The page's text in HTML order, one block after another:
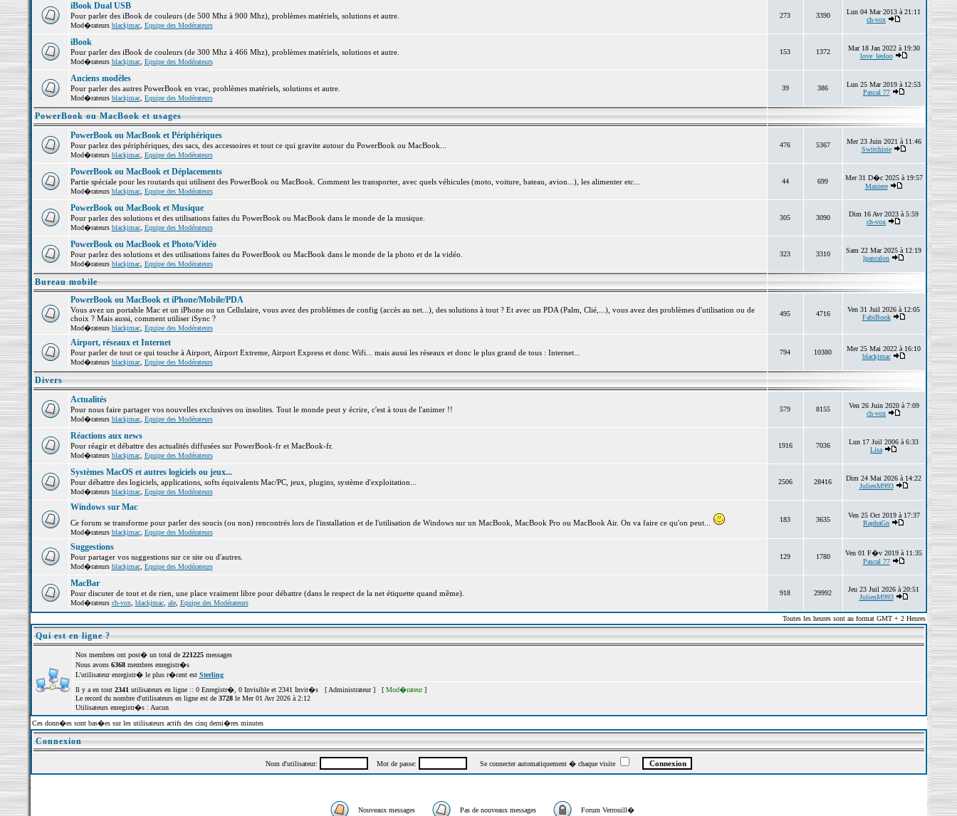
iBook Dual USB
Pour parler des iBook de couleurs (de 500 Mhz à 900 Mhz), problèmes matériels, solutions et autre.
Mod�rateurs blackjmac, Equipe des Modérateurs
273 3390
Lun 04 Mar 2013 à 21:11
ch-vox
iBook
Pour parler des iBook de couleurs (de 300 Mhz à 466 Mhz), problèmes matériels, solutions et autre.
Mod�rateurs blackjmac, Equipe des Modérateurs
153 1372
Mar 18 Jan 2022 à 19:30
love_leeloo
Anciens modèles
Pour parler des autres PowerBook en vrac, problèmes matériels, solutions et autre.
Mod�rateurs blackjmac, Equipe des Modérateurs
39 386
Lun 25 Mar 2019 à 12:53
Pascal 77
PowerBook ou MacBook et usages
PowerBook ou MacBook et Périphériques
Pour parlez des périphériques, des sacs, des accessoires et tout ce qui gravite autour du PowerBook ou MacBook...
Mod�rateurs blackjmac, Equipe des Modérateurs
476 5367
Mer 23 Juin 2021 à 11:46
Switchiste
PowerBook ou MacBook et Déplacements
Partie spéciale pour les routards qui utilisent des PowerBook ou MacBook. Comment les transporter, avec quels véhicules (moto, voiture, bateau, avion...), les alimenter etc...
Mod�rateurs blackjmac, Equipe des Modérateurs
44 699
Mer 31 D�c 2025 à 19:57
Maniere
PowerBook ou MacBook et Musique
Pour parlez des solutions et des utilisations faites du PowerBook ou MacBook dans le monde de la musique.
Mod�rateurs blackjmac, Equipe des Modérateurs
305 3090
Dim 16 Avr 2023 à 5:59
ch-vox
PowerBook ou MacBook et Photo/Vidéo
Pour parlez des solutions et des utilisations faites du PowerBook ou MacBook dans le monde de la photo et de la vidéo.
Mod�rateurs blackjmac, Equipe des Modérateurs
323 3310
Sam 22 Mar 2025 à 12:19
lpascalon
Bureau mobile
PowerBook ou MacBook et iPhone/Mobile/PDA
Vous avez un portable Mac et un iPhone ou un Cellulaire, vous avez des problèmes de config (accès au net...), des solutions à tout ? Et avec un PDA (Palm, Clié,...), vous avez des problèmes d'utilisation ou de
choix ? Mais aussi, comment utiliser iSync ?
Mod�rateurs blackjmac, Equipe des Modérateurs
495 4716
Ven 31 Juil 2026 à 12:05
FabiBook
Airport, réseaux et Internet
Pour parler de tout ce qui touche à Airport, Airport Extreme, Airport Express et donc Wifi... mais aussi les réseaux et donc le plus grand de tous : Internet...
Mod�rateurs blackjmac, Equipe des Modérateurs
794 10380
Mer 25 Mai 2022 à 16:10
blackjmac
Divers
Actualités
Pour nous faire partager vos nouvelles exclusives ou insolites. Tout le monde peut y écrire, c'est à tous de l'animer !!
Mod�rateurs blackjmac, Equipe des Modérateurs
579 8155
Ven 26 Juin 2020 à 7:09
ch-vox
Réactions aux news
Pour réagir et débattre des actualités diffusées sur PowerBook-fr et MacBook-fr.
Mod�rateurs blackjmac, Equipe des Modérateurs
1916 7036
Lun 17 Juil 2006 à 6:33
Lisa
Systèmes MacOS et autres logiciels ou jeux...
Pour débattre des logiciels, applications, softs équivalents Mac/PC, jeux, plugins, système d'exploitation...
Mod�rateurs blackjmac, Equipe des Modérateurs
2506 28416
Dim 24 Mai 2026 à 14:22
JulienM993
Windows sur Mac
Ce forum se transforme pour parler des soucis (ou non) rencontrés lors de l'installation et de l'utilisation de Windows sur un MacBook, MacBook Pro ou MacBook Air. On va faire ce qu'on peut...
Mod�rateurs blackjmac, Equipe des Modérateurs
183 3635
Ven 25 Oct 2019 à 17:37
RaphaGn
Suggestions
Pour partager vos suggestions sur ce site ou d'autres.
Mod�rateurs blackjmac, Equipe des Modérateurs
129 1780
Ven 01 F�v 2019 à 11:35
Pascal 77
MacBar
Pour discuter de tout et de rien, une place vraiment libre pour débattre (dans le respect de la net étiquette quand même).
Mod�rateurs ch-vox, blackjmac, ale, Equipe des Modérateurs
918 29992
Jeu 23 Juil 2026 à 20:51
JulienM993
Toutes les heures sont au format GMT + 2 Heures
Qui est en ligne ?
Nos membres ont post� un total de 221225messages
Nous avons 6368membres enregistr�s
L'utilisateur enregistr� le plus r�cent est Sterling
Il y a en tout 2341 utilisateurs en ligne :: 0 Enregistr�, 0 Invisible et 2341 Invit�s [ Administrateur] [ Mod�rateur]
Le record du nombre d'utilisateurs en ligne est de 3728le Mer 01 Avr 2026 à 2:12
Utilisateurs enregistr�s : Aucun
Ces donn�es sont bas�es sur les utilisateurs actifs des cinq derni�res minutes
Connexion
Nom d'utilisateur: Mot de passe: Se connecter automatiquement � chaque visite
Nouveaux messages Pas de nouveaux messages Forum Verrouill�